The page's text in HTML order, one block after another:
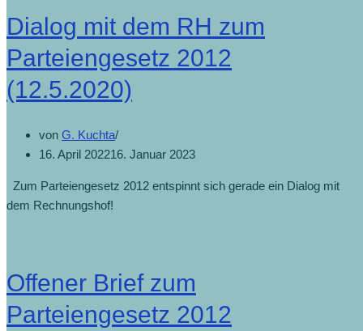
Dialog mit dem RH zum
Parteiengesetz 2012
(12.5.2020)
von G. Kuchta
16. April 202216. Januar 2023
Zum Parteiengesetz 2012 entspinnt sich gerade ein Dialog mit
dem Rechnungshof!
Offener Brief zum
Parteiengesetz 2012